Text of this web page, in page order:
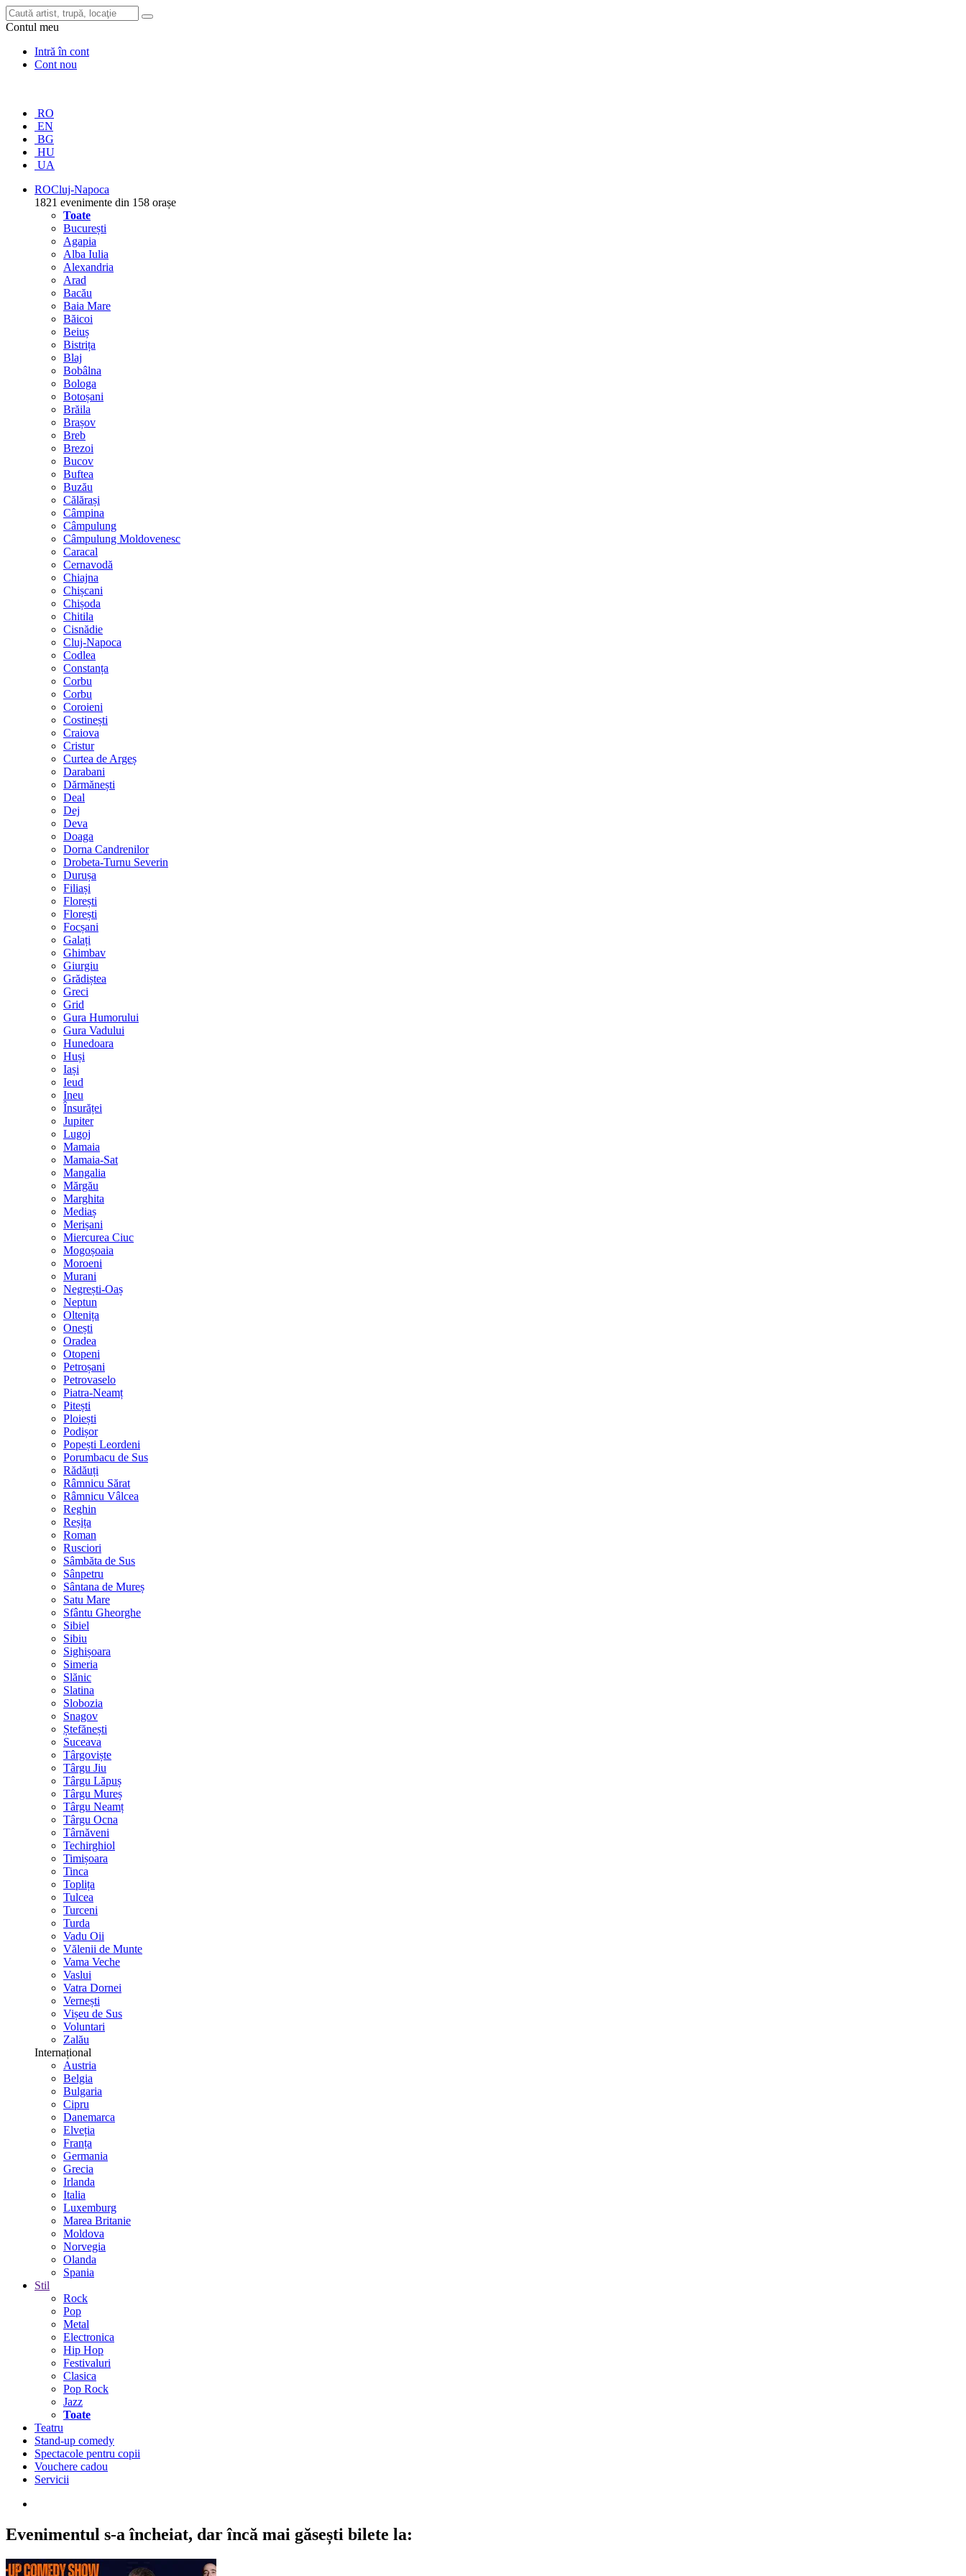
Contul meu
Intră în cont
Cont nou
RO
EN
BG
HU
UA
ROCluj-Napoca
1821 evenimente din 158 orașe
Toate
București
Agapia
Alba Iulia
Alexandria
Arad
Bacău
Baia Mare
Băicoi
Beiuș
Bistrița
Blaj
Bobâlna
Bologa
Botoșani
Brăila
Brașov
Breb
Brezoi
Bucov
Buftea
Buzău
Călărași
Câmpina
Câmpulung
Câmpulung Moldovenesc
Caracal
Cernavodă
Chiajna
Chișcani
Chișoda
Chitila
Cisnădie
Cluj-Napoca
Codlea
Constanța
Corbu
Corbu
Coroieni
Costinești
Craiova
Cristur
Curtea de Argeș
Darabani
Dărmănești
Deal
Dej
Deva
Doaga
Dorna Candrenilor
Drobeta-Turnu Severin
Durușa
Filiași
Florești
Florești
Focșani
Galați
Ghimbav
Giurgiu
Grădiștea
Greci
Grid
Gura Humorului
Gura Vadului
Hunedoara
Huși
Iași
Ieud
Ineu
Însurăței
Jupiter
Lugoj
Mamaia
Mamaia-Sat
Mangalia
Mărgău
Marghita
Mediaș
Merișani
Miercurea Ciuc
Mogoșoaia
Moroeni
Murani
Negrești-Oaș
Neptun
Oltenița
Onești
Oradea
Otopeni
Petroșani
Petrovaselo
Piatra-Neamț
Pitești
Ploiești
Podișor
Popești Leordeni
Porumbacu de Sus
Rădăuți
Râmnicu Sărat
Râmnicu Vâlcea
Reghin
Reșița
Roman
Rusciori
Sâmbăta de Sus
Sânpetru
Sântana de Mureș
Satu Mare
Sfântu Gheorghe
Sibiel
Sibiu
Sighișoara
Simeria
Slănic
Slatina
Slobozia
Snagov
Ștefănești
Suceava
Târgoviște
Târgu Jiu
Târgu Lăpuș
Târgu Mureș
Târgu Neamț
Târgu Ocna
Târnăveni
Techirghiol
Timișoara
Tinca
Toplița
Tulcea
Turceni
Turda
Vadu Oii
Vălenii de Munte
Vama Veche
Vaslui
Vatra Dornei
Vernești
Vișeu de Sus
Voluntari
Zalău
Internațional
Austria
Belgia
Bulgaria
Cipru
Danemarca
Elveția
Franța
Germania
Grecia
Irlanda
Italia
Luxemburg
Marea Britanie
Moldova
Norvegia
Olanda
Spania
Stil
Rock
Pop
Metal
Electronica
Hip Hop
Festivaluri
Clasica
Pop Rock
Jazz
Toate
Teatru
Stand-up comedy
Spectacole pentru copii
Vouchere cadou
Servicii
Evenimentul s-a încheiat, dar încă mai găsești bilete la: